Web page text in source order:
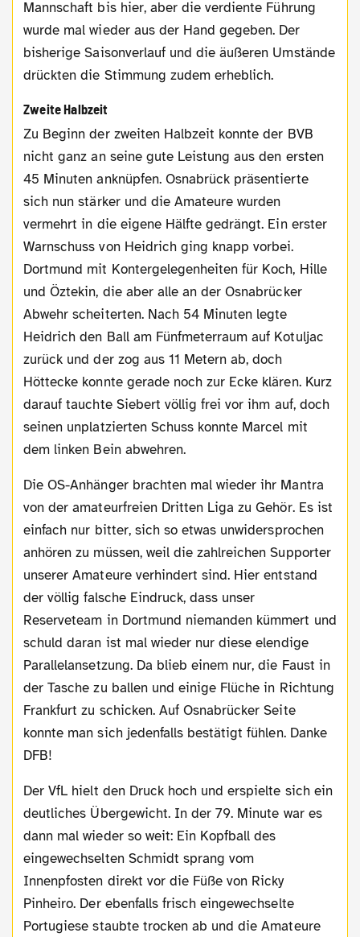
Mannschaft bis hier, aber die verdiente Führung
wurde mal wieder aus der Hand gegeben. Der
bisherige Saisonverlauf und die äußeren Umstände
drückten die Stimmung zudem erheblich.
Zweite Halbzeit
Zu Beginn der zweiten Halbzeit konnte der BVB
nicht ganz an seine gute Leistung aus den ersten
45 Minuten anknüpfen. Osnabrück präsentierte
sich nun stärker und die Amateure wurden
vermehrt in die eigene Hälfte gedrängt. Ein erster
Warnschuss von Heidrich ging knapp vorbei.
Dortmund mit Kontergelegenheiten für Koch, Hille
und Öztekin, die aber alle an der Osnabrücker
Abwehr scheiterten. Nach 54 Minuten legte
Heidrich den Ball am Fünfmeterraum auf Kotuljac
zurück und der zog aus 11 Metern ab, doch
Höttecke konnte gerade noch zur Ecke klären. Kurz
darauf tauchte Siebert völlig frei vor ihm auf, doch
seinen unplatzierten Schuss konnte Marcel mit
dem linken Bein abwehren.
Die OS-Anhänger brachten mal wieder ihr Mantra
von der amateurfreien Dritten Liga zu Gehör. Es ist
einfach nur bitter, sich so etwas unwidersprochen
anhören zu müssen, weil die zahlreichen Supporter
unserer Amateure verhindert sind. Hier entstand
der völlig falsche Eindruck, dass unser
Reserveteam in Dortmund niemanden kümmert und
schuld daran ist mal wieder nur diese elendige
Parallelansetzung. Da blieb einem nur, die Faust in
der Tasche zu ballen und einige Flüche in Richtung
Frankfurt zu schicken. Auf Osnabrücker Seite
konnte man sich jedenfalls bestätigt fühlen. Danke
DFB!
Der VfL hielt den Druck hoch und erspielte sich ein
deutliches Übergewicht. In der 79. Minute war es
dann mal wieder so weit: Ein Kopfball des
eingewechselten Schmidt sprang vom
Innenpfosten direkt vor die Füße von Ricky
Pinheiro. Der ebenfalls frisch eingewechselte
Portugiese staubte trocken ab und die Amateure